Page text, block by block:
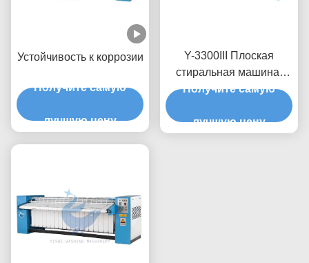
Устойчивость к коррозии
Получите самую
лучшую цену
Y-3300III Плоская
стиральная машина,
устойчивая к коррозии
Получите самую
лучшую цену